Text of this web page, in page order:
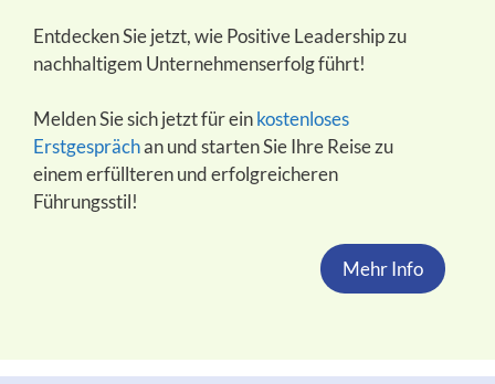
Entdecken Sie jetzt, wie Positive Leadership zu
nachhaltigem Unternehmenserfolg führt!
Melden Sie sich jetzt für einkostenloses
Erstgesprächan und starten Sie Ihre Reise zu
einem erfüllteren und erfolgreicheren
Führungsstil!
Mehr Info